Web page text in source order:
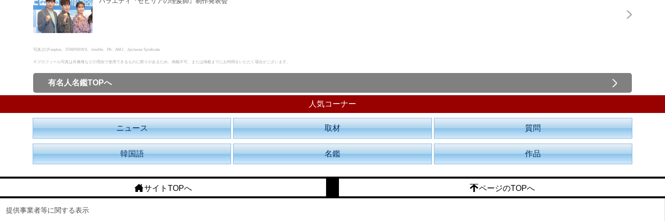
写真:(C)Fanplus、STARNEWS、innolife、PA、AMJ、Jpictures Syndicate
※プロフィール写真は肖像権などの理由で使用できるものに限りがあるため、掲載不可、または掲載までにお時間をいただく場合がございます。
有名人名鑑TOPへ
人気コーナー
ニュース 取材 質問
韓国語 名鑑 作品
サイトTOPへ ページのTOPへ
提供事業者等に関する表示